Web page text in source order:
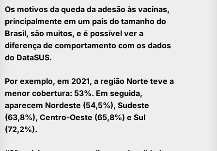
Os motivos da queda da adesão às vacinas,
principalmente em um país do tamanho do
Brasil, são muitos, e é possível ver a
diferença de comportamento com os dados
do DataSUS.
Por exemplo, em 2021, a região Norte teve a
menor cobertura: 53%. Em seguida,
aparecem Nordeste (54,5%), Sudeste
(63,8%), Centro-Oeste (65,8%) e Sul
(72,2%).